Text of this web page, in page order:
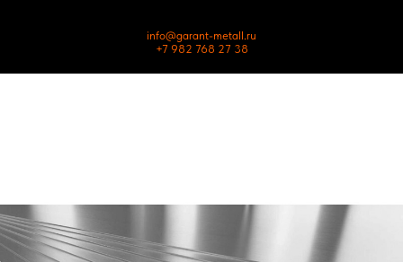
info@garant-metall.ru
+7 982 768 27 38